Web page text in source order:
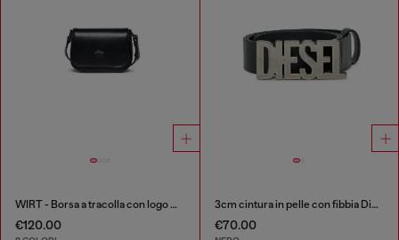
WIRT - Borsa a tracolla con logo Oval D embossato
€120.00
3cm cintura in pelle con fibbia Diesel
€70.00